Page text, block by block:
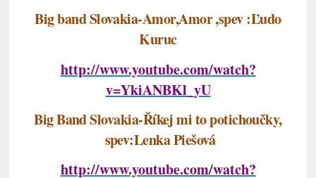
Big band Slovakia-Amor,Amor ,spev :Ľudo
Kuruc
http://www.youtube.com/watch?
v=YkiANBKl_yU
Big Band Slovakia-Říkej mi to potichoučky,
spev:Lenka Piešová
http://www.youtube.com/watch?